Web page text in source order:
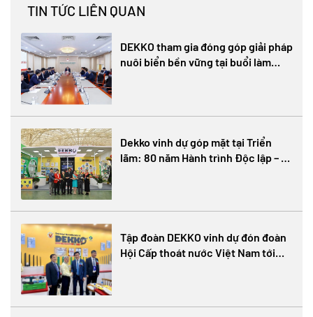
TIN TỨC LIÊN QUAN
DEKKO tham gia đóng góp giải pháp
nuôi biển bền vững tại buổi làm
Dekko vinh dự góp mặt tại Triển
lãm: 80 năm Hành trình Độc lập – Tự
Tập đoàn DEKKO vinh dự đón đoàn
Hội Cấp thoát nước Việt Nam tới